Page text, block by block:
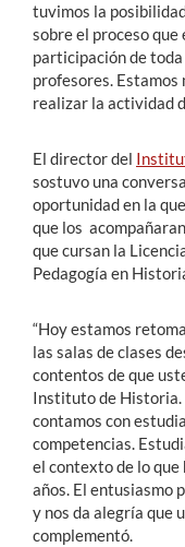
tuvimos la
sobre el proceso que
participación de
profesores. Estamos
realizar la actividad
El director del
sostuvo una
oportunidad en la
que los
que cursan la
Pedagogía en
“Hoy estamos
las salas de clases
contentos de que
Instituto de Historia.
contamos con
competencias.
el contexto de lo
años. El entusiasmo
y nos da alegría que
complementó.